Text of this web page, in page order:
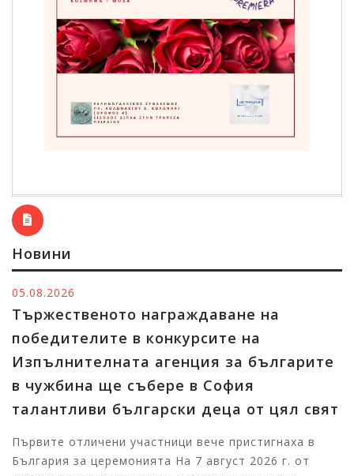
Новини
05.08.2026
Тържественото награждаване на
победителите в конкурсите на
Изпълнителната агенция за българите
в чужбина ще събере в София
талантливи български деца от цял свят
Първите отличени участници вече пристигнаха в
България за церемонията На 7 август 2026 г. от